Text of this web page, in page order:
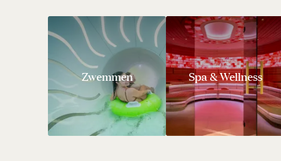
Zwemmen Spa & Wellness